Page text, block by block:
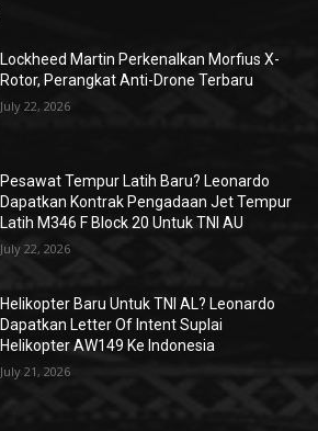
Lockheed Martin Perkenalkan Morfius X-
Rotor, Perangkat Anti-Drone Terbaru
July 22, 2026
Pesawat Tempur Latih Baru? Leonardo
Dapatkan Kontrak Pengadaan Jet Tempur
Latih M346 F Block 20 Untuk TNI AU
July 22, 2026
Helikopter Baru Untuk TNI AL? Leonardo
Dapatkan Letter Of Intent Suplai
Helikopter AW149 Ke Indonesia
July 21, 2026